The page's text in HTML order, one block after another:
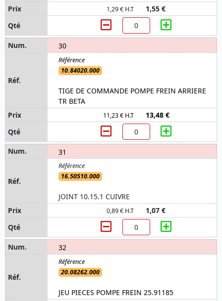
1,29 € H.T 1,55 €
30
10.84020.000
TIGE DE COMMANDE POMPE FREIN ARRIERE
TR BETA
11,23 € H.T 13,48 €
31
16.50510.000
JOINT 10.15.1 CUIVRE
0,89 € H.T 1,07 €
32
20.08262.000
JEU PIECES POMPE FREIN 25.91185